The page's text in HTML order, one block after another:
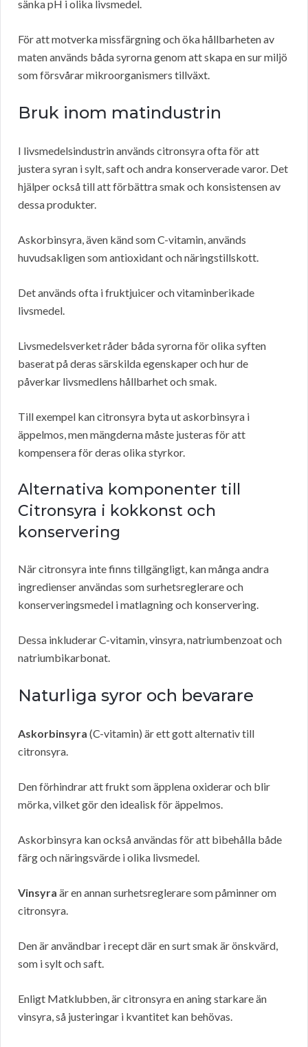
sänka pH i olika livsmedel.
För att motverka missfärgning och öka hållbarheten av
maten används båda syrorna genom att skapa en sur miljö
som försvårar mikroorganismers tillväxt.
Bruk inom matindustrin
I livsmedelsindustrin används citronsyra ofta för att
justera syran i sylt, saft och andra konserverade varor. Det
hjälper också till att förbättra smak och konsistensen av
dessa produkter.
Askorbinsyra, även känd som C-vitamin, används
huvudsakligen som antioxidant och näringstillskott.
Det används ofta i fruktjuicer och vitaminberikade
livsmedel.
Livsmedelsverket råder båda syrorna för olika syften
baserat på deras särskilda egenskaper och hur de
påverkar livsmedlens hållbarhet och smak.
Till exempel kan citronsyra byta ut askorbinsyra i
äppelmos, men mängderna måste justeras för att
kompensera för deras olika styrkor.
Alternativa komponenter till
Citronsyra i kokkonst och
konservering
När citronsyra inte finns tillgängligt, kan många andra
ingredienser användas som surhetsreglerare och
konserveringsmedel i matlagning och konservering.
Dessa inkluderar C-vitamin, vinsyra, natriumbenzoat och
natriumbikarbonat.
Naturliga syror och bevarare
Askorbinsyra (C-vitamin) är ett gott alternativ till
citronsyra.
Den förhindrar att frukt som äpplena oxiderar och blir
mörka, vilket gör den idealisk för äppelmos.
Askorbinsyra kan också användas för att bibehålla både
färg och näringsvärde i olika livsmedel.
Vinsyra är en annan surhetsreglerare som påminner om
citronsyra.
Den är användbar i recept där en surt smak är önskvärd,
som i sylt och saft.
Enligt Matklubben, är citronsyra en aning starkare än
vinsyra, så justeringar i kvantitet kan behövas.